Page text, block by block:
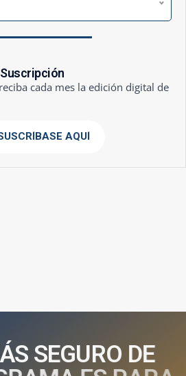
Suscripción
cada mes la edición digital de
AQUÍ
S SEGURO DE